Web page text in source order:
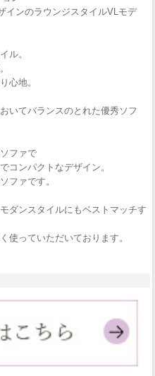
インのラウンジスタイルVLモデ
ル。
心地。
いてバランスのとれた優秀ソフ
ファで
コンパクトなデザイン。
ファです。
ダンスタイルにもベストマッチす
使っていただいております。